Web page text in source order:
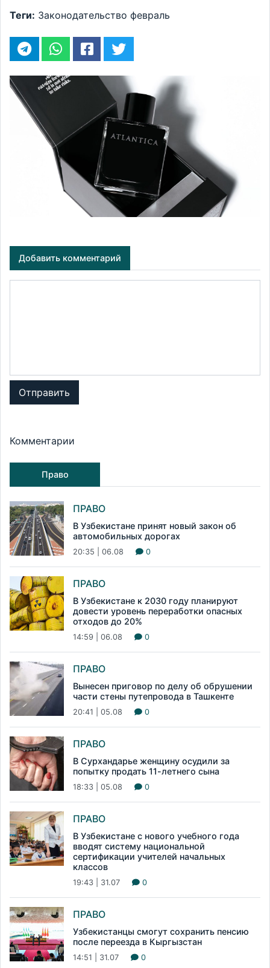
Теги: Законодательство февраль
Добавить комментарий
Отправить
Комментарии
Право
ПРАВО
В Узбекистане принят новый закон об
автомобильных дорогах
20:35 | 06.08 0
ПРАВО
В Узбекистане к 2030 году планируют
довести уровень переработки опасных
отходов до 20%
14:59 | 06.08 0
ПРАВО
Вынесен приговор по делу об обрушении
части стены путепровода в Ташкенте
20:41 | 05.08 0
ПРАВО
В Сурхандарье женщину осудили за
попытку продать 11-летнего сына
18:33 | 05.08 0
ПРАВО
В Узбекистане с нового учебного года
вводят систему национальной
сертификации учителей начальных
классов
19:43 | 31.07 0
ПРАВО
Узбекистанцы смогут сохранить пенсию
после переезда в Кыргызстан
14:51 | 31.07 0